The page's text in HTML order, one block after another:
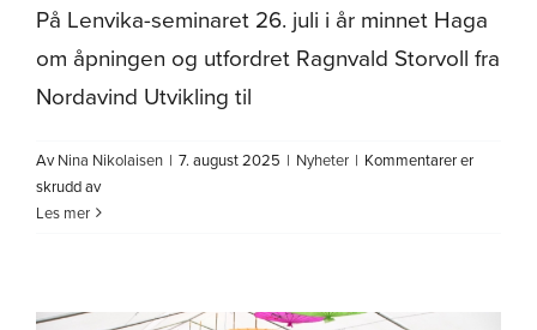
På Lenvika-seminaret 26. juli i år minnet Haga
om åpningen og utfordret Ragnvald Storvoll fra
Nordavind Utvikling til
AvNina Nikolaisen | 7. august 2025 | Nyheter | Kommentarer er
skrudd avfor
Fra
Arvid
Les mer